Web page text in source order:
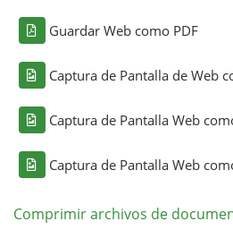
Guardar Web como PDF
Captura de Pantalla de Web
Captura de Pantalla Web
Captura de Pantalla Web
Comprimir archivos de